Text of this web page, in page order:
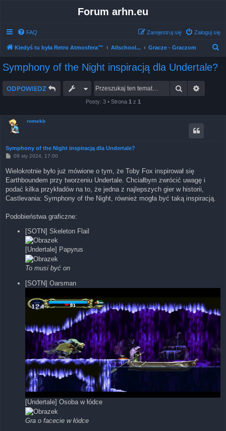
Forum arhn.eu
FAQ Zaloguj się
Zarejestruj się
Kiedyś tu była Retro Atmosfera™ Allschool... Gracze - Graczom
Symphony of the Night inspiracją dla Undertale?
ODPOWIEDZ Szukaj
Posty: 3 • Strona 1 z 1
romekb
Symphony of the Night inspiracją dla Undertale?
P
s
t
09 sty 2024, 17:00
Wielokrotnie było już mówione o tym, że Toby Fox inspirował się
Earthboundem przy tworzeniu Undertale. Chciałbym zwrócić uwagę i
podać kilka przykładów na to, że jedna z najlepszych gier w historii,
Castlevania: Symphony of the Night, również mogła być taką inspiracją.
Podobieństwa graficzne:
[SOTN] Skeleton Flail
[Undertale] Papyrus
To musi być on
[SOTN] Oarsman
[Undertale] Osoba w łódce
Gra o facecie w łódce